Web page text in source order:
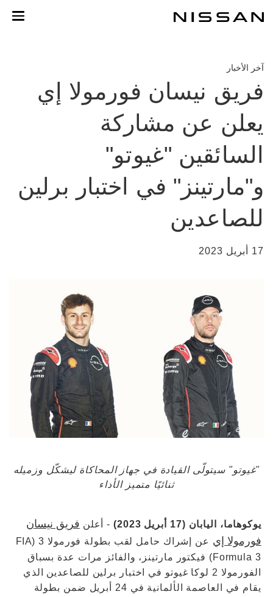
إلى
آخر الأخبار
فريق نيسان فورمولا إي
يعلن عن مشاركة
السائقين "غيوتو"
و"مارتينز" في اختبار برلين
للصاعدين
17 أبريل 2023
"غيوتو" سيتولّى القيادة في جهاز المحاكاة ليشكّل وزميله
ثنائيًا متميز الأداء
يوكوهاما، اليابان (17 أبريل 2023) - أعلن فريق نيسان
فورمولا إي
عن إشراك حامل لقب بطولة فورمولا 3 (FIA
Formula 3) فيكتور مارتينز، والفائز مرات عدة بسباق
الفورمولا 2 لوكا غيوتو في اختبار برلين للصاعدين الذي
يقام في العاصمة الألمانية في 24 أبريل ضمن بطولة